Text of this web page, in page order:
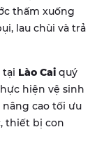
thấm xuống
lau chùi và trả
tại Lào Cai quý
hiện vệ sinh
cao tối ưu
thiết bị con